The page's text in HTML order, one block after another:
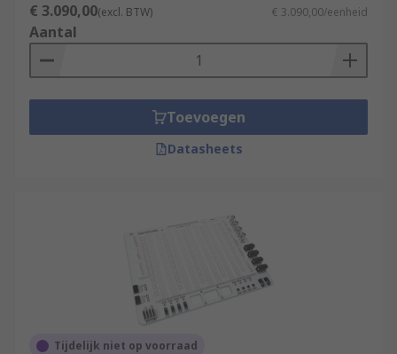
€ 3.090,00(excl. BTW) € 3.090,00/eenheid
Aantal
Toevoegen
Datasheets
Tijdelijk niet op voorraad